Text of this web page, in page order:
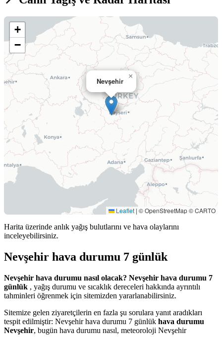
Nevşehir
×
+
−
Leaflet | © OpenStreetMap © CARTO
Harita üzerinde anlık yağış bulutlarını ve hava olaylarını
inceleyebilirsiniz.
Nevşehir hava durumu 7 günlük
Nevşehir hava durumu nasıl olacak? Nevşehir hava durumu 7
günlük , yağış durumu ve sıcaklık dereceleri hakkında ayrıntılı
tahminleri öğrenmek için sitemizden yararlanabilirsiniz.
Sitemize gelen ziyaretçilerin en fazla şu sorulara yanıt aradıkları
tespit edilmiştir: Nevşehir hava durumu 7 günlük hava durumu
Nevşehir, bugün hava durumu nasıl, meteoroloji Nevşehir